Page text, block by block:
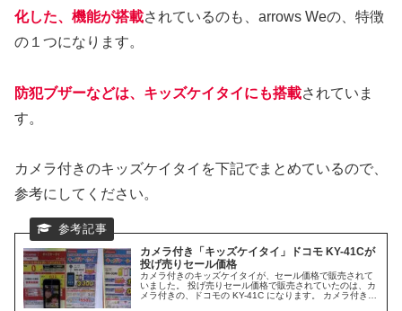
化した、機能が搭載されているのも、arrows Weの、特徴
の１つになります。
防犯ブザーなどは、キッズケイタイにも搭載されていま
す。
カメラ付きのキッズケイタイを下記でまとめているので、
参考にしてください。
カメラ付き「キッズケイタイ」ドコモ KY-41Cが
投げ売りセール価格
カメラ付きのキッズケイタイが、セール価格で販売されて
いました。 投げ売りセール価格で販売されていたのは、カ
メラ付きの、ドコモの KY-41C になります。 カメラ付きキ